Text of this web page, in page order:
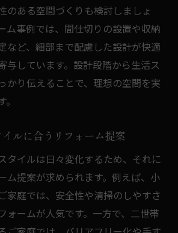
のある空間づくりも検討しましょ
ム事例では、間仕切りの設置や収納
など、細部まで配慮した設計が快適
与しています。設計段階から生活ス
かり伝えることで、理想の空間を実
ルに合うリフォーム提案
タイルは日々変化するため、それに
ム提案が求められます。例えば、小
家庭では、安全性や清掃のしやすさ
ォームが人気です。一方で、二世帯